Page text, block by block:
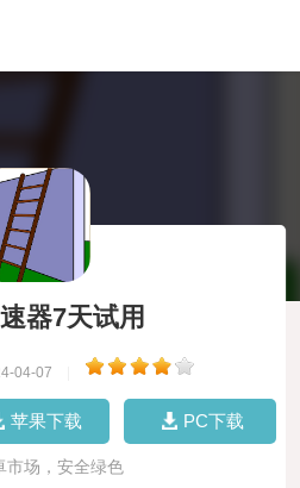
器7天试用
04-07
苹果下载 PC下载
市场，安全绿色